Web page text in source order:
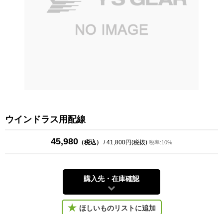
ウインドラス用配線
45,980 （税込） / 41,800円(税抜) 税率:10%
購入先・在庫確認
ほしいものリストに追加